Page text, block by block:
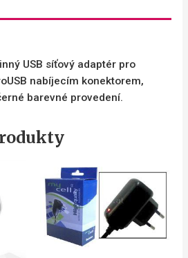
USB síťový adaptér pro
nabíjecím konektorem,
barevné provedení.